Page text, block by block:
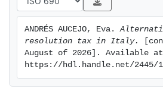
ANDRÉS AUCEJO, Eva.
resolution tax in Italy.
August of 2026]. Available
https://hdl.handle.net/2445/